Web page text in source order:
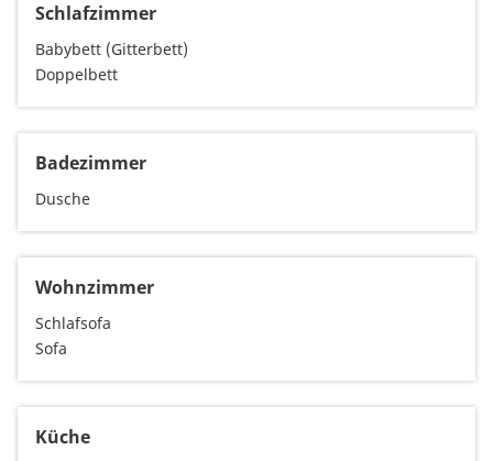
Schlafzimmer
Babybett (Gitterbett)
Doppelbett
Badezimmer
Dusche
Wohnzimmer
Schlafsofa
Sofa
Küche